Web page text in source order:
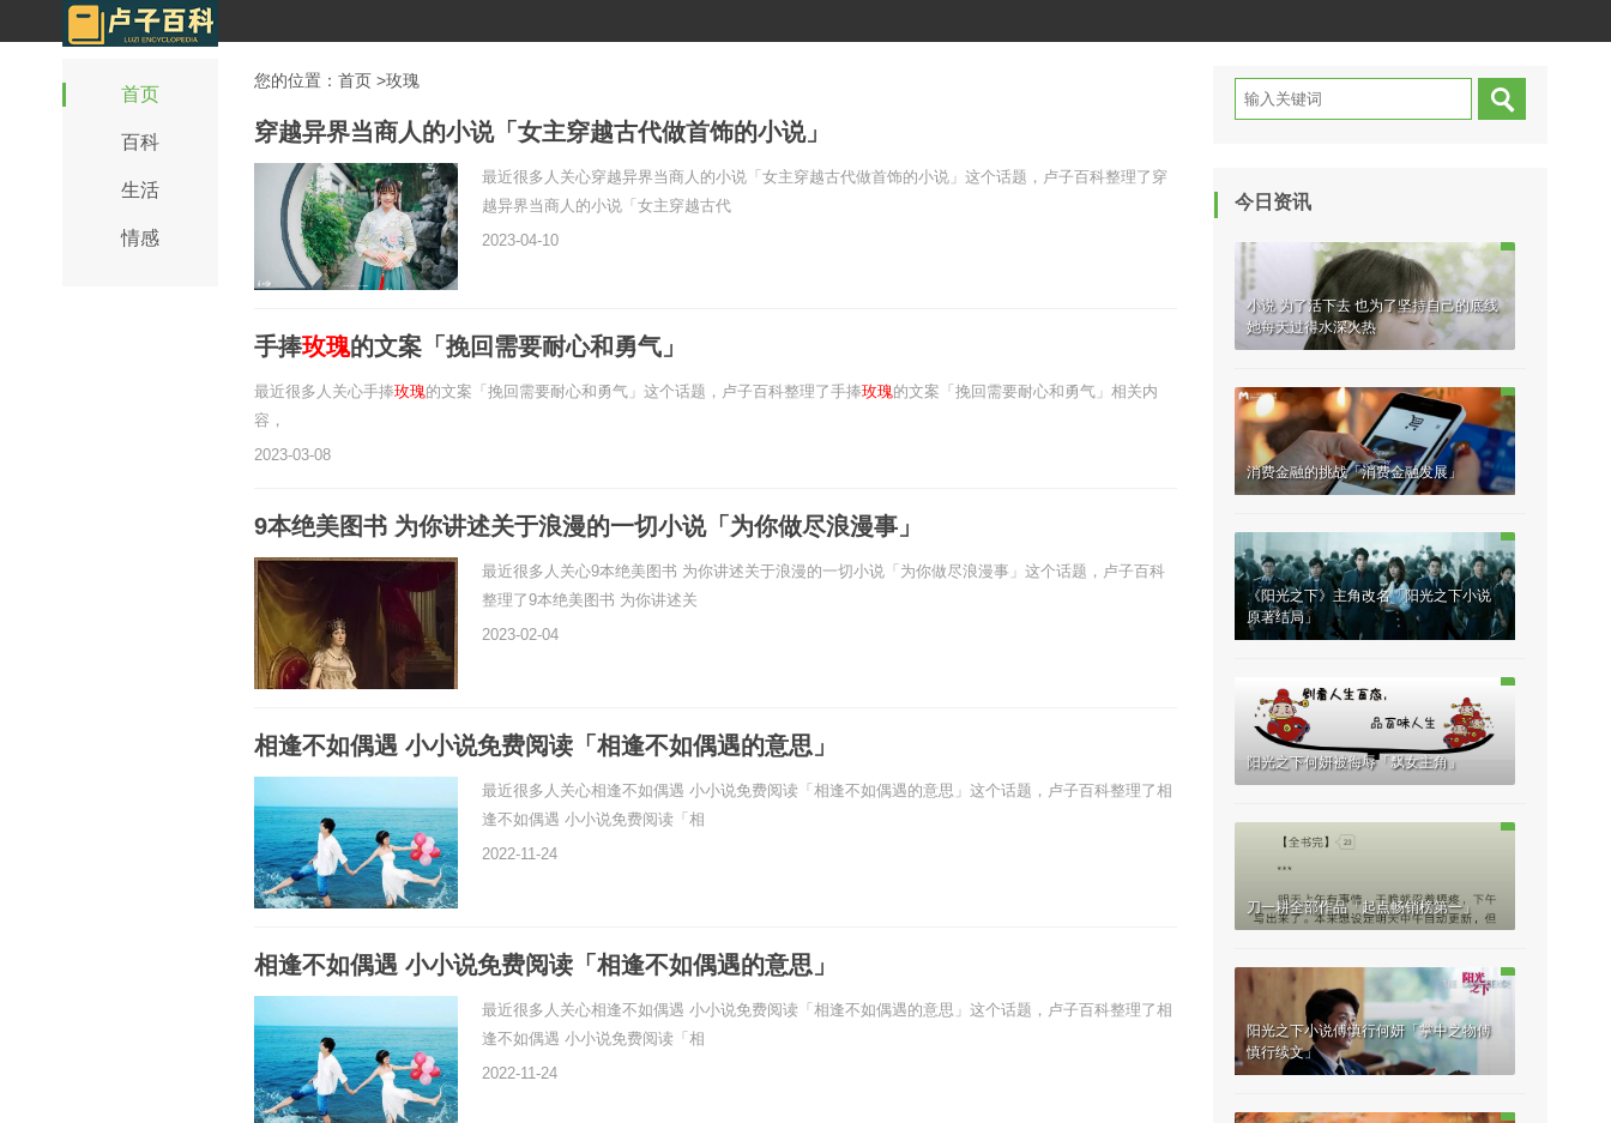
首页
百科
生活
情感
您的位置： 首页 >玫瑰
穿越异界当商人的小说「女主穿越古代做首饰的小说」
最近很多人关心穿越异界当商人的小说「女主穿越古代做首饰的小说」这个话题，卢子百科整理了穿
越异界当商人的小说「女主穿越古代
2023-04-10
手捧玫瑰的文案「挽回需要耐心和勇气」
最近很多人关心手捧玫瑰的文案「挽回需要耐心和勇气」这个话题，卢子百科整理了手捧玫瑰的文案「挽回需要耐心和勇气」相关内
容，
2023-03-08
9本绝美图书 为你讲述关于浪漫的一切小说「为你做尽浪漫事」
最近很多人关心9本绝美图书 为你讲述关于浪漫的一切小说「为你做尽浪漫事」这个话题，卢子百科
整理了9本绝美图书 为你讲述关
2023-02-04
相逢不如偶遇 小小说免费阅读「相逢不如偶遇的意思」
最近很多人关心相逢不如偶遇 小小说免费阅读「相逢不如偶遇的意思」这个话题，卢子百科整理了相
逢不如偶遇 小小说免费阅读「相
2022-11-24
相逢不如偶遇 小小说免费阅读「相逢不如偶遇的意思」
最近很多人关心相逢不如偶遇 小小说免费阅读「相逢不如偶遇的意思」这个话题，卢子百科整理了相
逢不如偶遇 小小说免费阅读「相
2022-11-24
今日资讯
小说 为了活下去 也为了坚持自己的底线
她每天过得水深火热
消费金融的挑战「消费金融发展」
《阳光之下》主角改名「阳光之下小说
原著结局」
阳光之下何妍被侮辱「飘女主角」
刀一耕全部作品「起点畅销榜第一」
阳光之下小说傅慎行何妍「掌中之物傅
慎行续文」